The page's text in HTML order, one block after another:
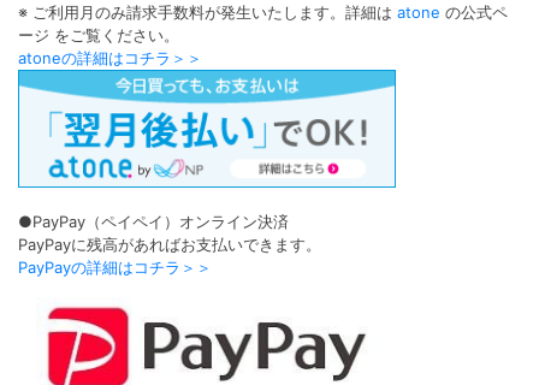
※ ご利用月のみ請求手数料が発生いたします。詳細は atone の公式ペ
ージ をご覧ください。
atoneの詳細はコチラ＞＞
●PayPay（ペイペイ）オンライン決済
PayPayに残高があればお支払いできます。
PayPayの詳細はコチラ＞＞